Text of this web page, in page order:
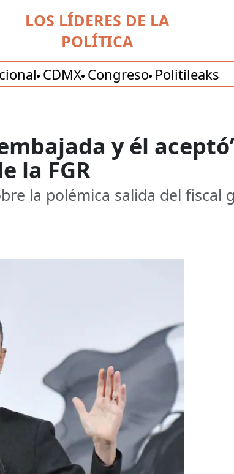
LOS LÍDERES DE LA
POLÍTICA
CDMX Congreso Politileaks
y él
la FGR
la polémica salida del fiscal